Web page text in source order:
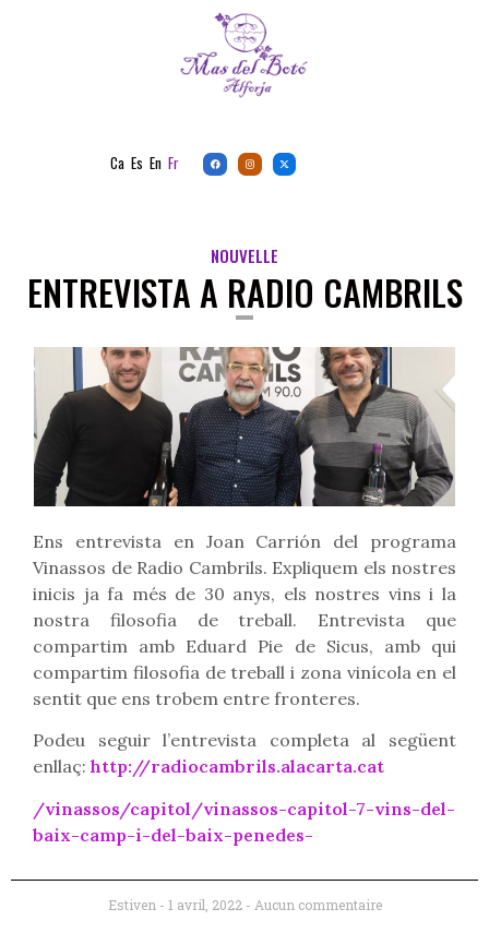
Ca Es En Fr
NOUVELLE
ENTREVISTA A RADIO CAMBRILS
Ens entrevista en Joan Carrión del programa
Vinassos de Radio Cambrils. Expliquem els nostres
inicis ja fa més de 30 anys, els nostres vins i la
nostra filosofia de treball. Entrevista que
compartim amb Eduard Pie de Sicus, amb qui
compartim filosofia de treball i zona vinícola en el
sentit que ens trobem entre fronteres.
Podeu seguir l’entrevista completa al següent
enllaç: http://radiocambrils.alacarta.cat
/vinassos/capitol/vinassos-capitol-7-vins-del-
baix-camp-i-del-baix-penedes-
Estiven 1 avril, 2022 Aucun commentaire